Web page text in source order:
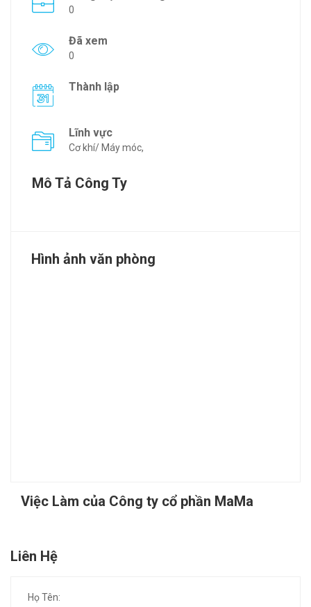
0
Đã xem
0
Thành lập
Lĩnh vực
Cơ khí/ Máy móc,
Mô Tả Công Ty
Hình ảnh văn phòng
Việc Làm của Công ty cổ phần MaMa
Liên Hệ
Họ Tên: